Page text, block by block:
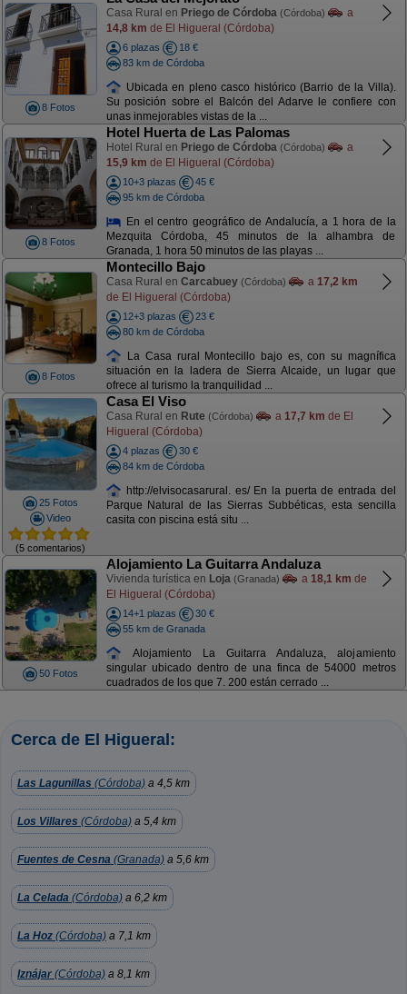
8 Fotos
Casa Rural en Priego de Córdoba (Córdoba)
a
14,8 km de El Higueral (Córdoba)
6 plazas
18 €
83 km de Córdoba
Ubicada en pleno casco histórico (Barrio de la Villa).
Su posición sobre el Balcón del Adarve le confiere con
unas inmejorables vistas de la ...
8 Fotos
Hotel Huerta de Las Palomas
Hotel Rural en Priego de Córdoba (Córdoba)
a
15,9 km de El Higueral (Córdoba)
10+3 plazas
45 €
95 km de Córdoba
En el centro geográfico de Andalucía, a 1 hora de la
Mezquita Córdoba, 45 minutos de la alhambra de
Granada, 1 hora 50 minutos de las playas ...
8 Fotos
Montecillo Bajo
Casa Rural en Carcabuey (Córdoba) a 17,2 km
de El Higueral (Córdoba)
12+3 plazas
23 €
80 km de Córdoba
La Casa rural Montecillo bajo es, con su magnífica
situación en la ladera de Sierra Alcaide, un lugar que
ofrece al turismo la tranquilidad ...
25 Fotos
Video
(5 comentarios)
Casa El Viso
Casa Rural en Rute (Córdoba) a 17,7 km de El
Higueral (Córdoba)
4 plazas
30 €
84 km de Córdoba
http://elvisocasarural. es/ En la puerta de entrada del
Parque Natural de las Sierras Subbéticas, esta sencilla
casita con piscina está situ ...
50 Fotos
Alojamiento La Guitarra Andaluza
Vivienda turística en Loja (Granada) a 18,1 km de
El Higueral (Córdoba)
14+1 plazas
30 €
55 km de Granada
Alojamiento La Guitarra Andaluza, alojamiento
singular ubicado dentro de una finca de 54000 metros
cuadrados de los que 7. 200 están cerrado ...
Cerca de El Higueral:
Las Lagunillas (Córdoba) a 4,5 km
Los Villares (Córdoba) a 5,4 km
Fuentes de Cesna (Granada) a 5,6 km
La Celada (Córdoba) a 6,2 km
La Hoz (Córdoba) a 7,1 km
Iznájar (Córdoba) a 8,1 km